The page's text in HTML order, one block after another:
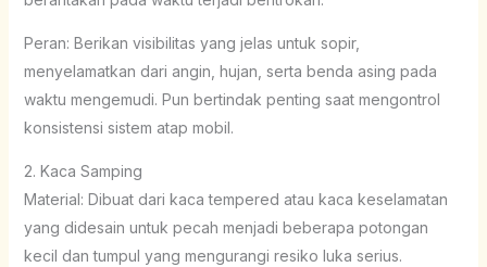
Peran: Berikan visibilitas yang jelas untuk sopir,
menyelamatkan dari angin, hujan, serta benda asing pada
waktu mengemudi. Pun bertindak penting saat mengontrol
konsistensi sistem atap mobil.
2. Kaca Samping
Material: Dibuat dari kaca tempered atau kaca keselamatan
yang didesain untuk pecah menjadi beberapa potongan
kecil dan tumpul yang mengurangi resiko luka serius.